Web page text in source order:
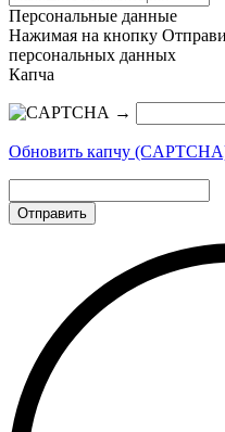
Персональные данные
Нажимая на кнопку
персональных данных
Капча
→
Обновить капчу
Отправить